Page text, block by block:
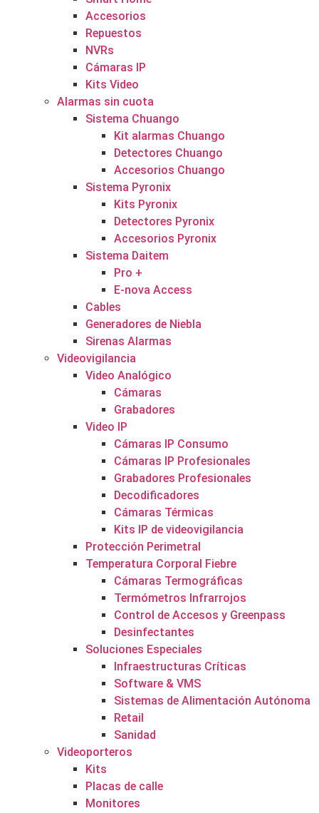
Accesorios
Repuestos
NVRs
Cámaras IP
Kits Video
Alarmas sin cuota
Sistema Chuango
Kit alarmas Chuango
Detectores Chuango
Accesorios Chuango
Sistema Pyronix
Kits Pyronix
Detectores Pyronix
Accesorios Pyronix
Sistema Daitem
Pro +
E-nova Access
Cables
Generadores de Niebla
Sirenas Alarmas
Videovigilancia
Video Analógico
Cámaras
Grabadores
Video IP
Cámaras IP Consumo
Cámaras IP Profesionales
Grabadores Profesionales
Decodificadores
Cámaras Térmicas
Kits IP de videovigilancia
Protección Perimetral
Temperatura Corporal Fiebre
Cámaras Termográficas
Termómetros Infrarrojos
Control de Accesos y Greenpass
Desinfectantes
Soluciones Especiales
Infraestructuras Críticas
Software & VMS
Sistemas de Alimentación Autónoma
Retail
Sanidad
Videoporteros
Kits
Placas de calle
Monitores